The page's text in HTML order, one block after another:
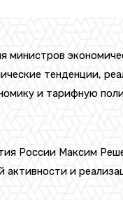
министров
тенденции,
и тарифную
России Максим
и